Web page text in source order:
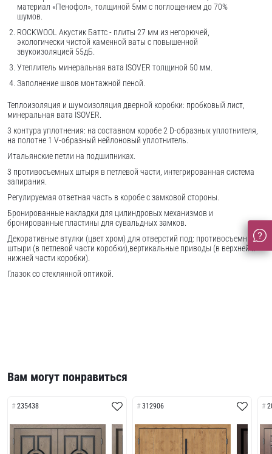
материал «Пенофол», толщиной 5мм с поглощением до 70%
шумов.
ROCKWOOL Акустик Баттс - плиты 27 мм из негорючей,
экологически чистой каменной ваты с повышенной
звукоизоляцией 55дБ.
Утеплитель минеральная вата ISOVER толщиной 50 мм.
Заполнение швов монтажной пеной.
Теплоизоляция и шумоизоляция дверной коробки: пробковый лист,
минеральная вата ISOVER.
3 контура уплотнения: на составном коробе 2 D-образных уплотнителя,
на полотне 1 V-образный нейлоновый уплотнитель.
Итальянские петли на подшипниках.
3 противосъемных штыря в петлевой части, интегрированная система
запирания.
Регулируемая ответная часть в коробе с замковой стороны.
Бронированные накладки для цилиндровых механизмов и
бронированные пластины для сувальдных замков.
Декоративные втулки (цвет хром) для отверстий под: противосъемные
штыри (в петлевой части коробки),вертикальные приводы (в верхней и
нижней части коробки).
Глазок со стеклянной оптикой.
Вам могут понравиться
235438 312906